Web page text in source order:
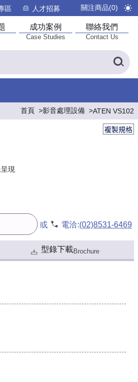
區 人才招募 關注商品(0)
成功案例
Case Studies
聯絡我們
Contact Us
首頁 影音處理設備 ATEN VS102
複製規格
現
或 電洽:(02)8531-6469
型錄下載Brochure